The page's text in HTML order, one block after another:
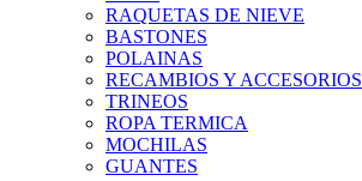
RAQUETAS DE NIEVE
BASTONES
POLAINAS
RECAMBIOS Y ACCESORIOS
TRINEOS
ROPA TERMICA
MOCHILAS
GUANTES